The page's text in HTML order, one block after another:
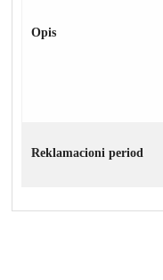
Opis
Reklamacioni period